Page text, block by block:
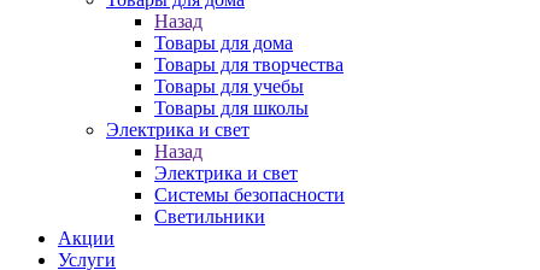
Назад
Товары для дома
Товары для творчества
Товары для учебы
Товары для школы
Электрика и свет
Назад
Электрика и свет
Системы безопасности
Светильники
Акции
Услуги